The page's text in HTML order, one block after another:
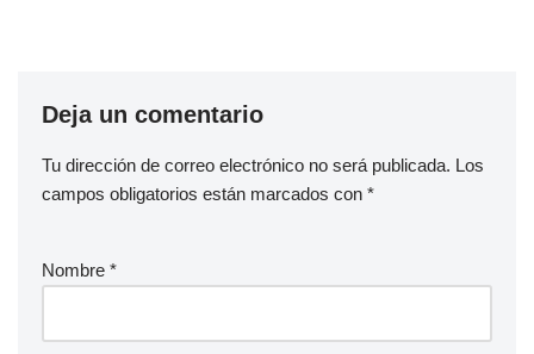
Deja un comentario
Tu dirección de correo electrónico no será publicada. Los
campos obligatorios están marcados con *
Nombre *